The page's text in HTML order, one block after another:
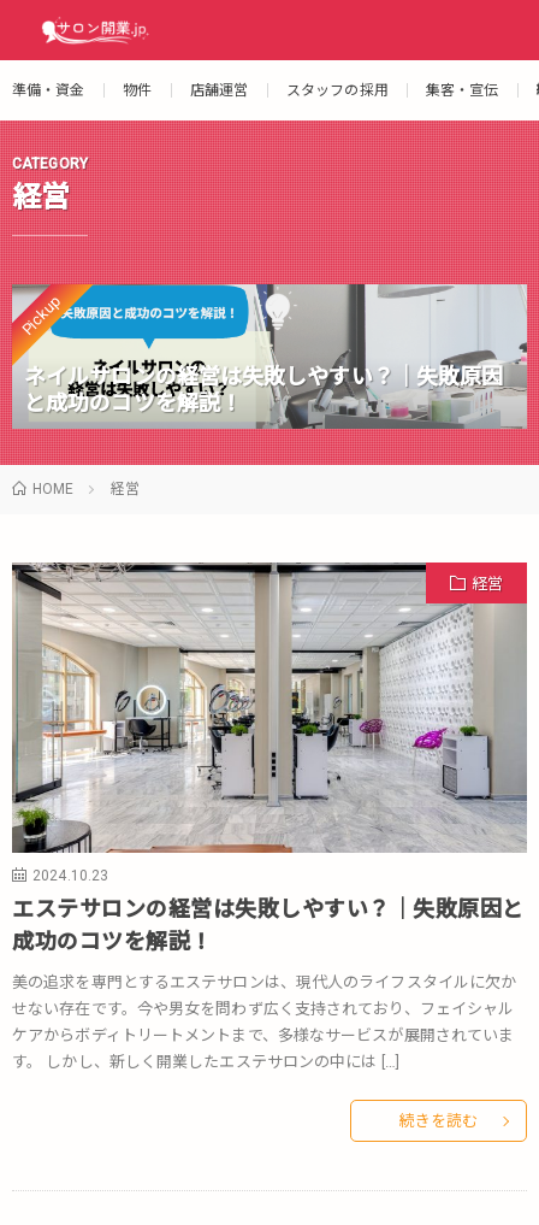
準備・資金 物件 店舗運営 スタッフの採用 集客・宣伝
CATEGORY
経営
Pickup
ネイルサロンの経営は失敗しやすい？｜失敗原因
と成功のコツを解説！
HOME 経営
経営
2024.10.23
エステサロンの経営は失敗しやすい？｜失敗原因と
成功のコツを解説！
美の追求を専門とするエステサロンは、現代人のライフスタイルに欠か
せない存在です。今や男女を問わず広く支持されており、フェイシャル
ケアからボディトリートメントまで、多様なサービスが展開されていま
す。 しかし、新しく開業したエステサロンの中には […]
続きを読む